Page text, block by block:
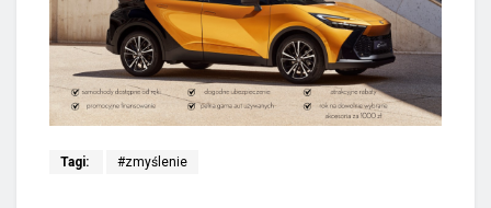
Tagi: #zmyślenie